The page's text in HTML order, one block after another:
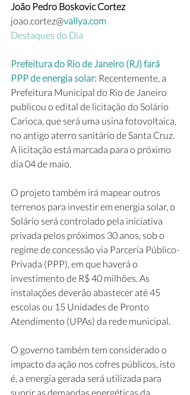
João Pedro Boskovic Cortez
joao.cortez@vallya.com
Destaques do Dia
Prefeitura do Rio de Janeiro (RJ) fará
PPP de energia solar: Recentemente, a
Prefeitura Municipal do Rio de Janeiro
publicou o edital de licitação do Solário
Carioca, que será uma usina fotovoltaica,
no antigo aterro sanitário de Santa Cruz.
A licitação está marcada para o próximo
dia 04 de maio.
O projeto também irá mapear outros
terrenos para investir em energia solar, o
Solário será controlado pela iniciativa
privada pelos próximos 30 anos, sob o
regime de concessão via Parceria Público-
Privada (PPP), em que haverá o
investimento de R$ 40 milhões. As
instalações deverão abastecer até 45
escolas ou 15 Unidades de Pronto
Atendimento (UPAs) da rede municipal.
O governo também tem considerado o
impacto da ação nos cofres públicos, isto
é, a energia gerada será utilizada para
suprir as demandas energéticas da